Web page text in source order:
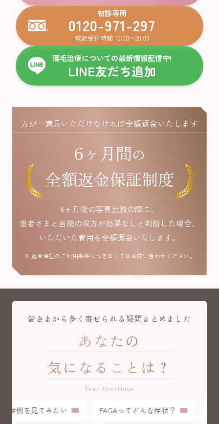
初診専用
0120-971-297
電話受付時間 10:00〜20:00
薄毛治療についての最新情報配信中!
LINE友だち追加
万が一満足いただけなければ全額返金いたします
6ヶ月間の
全額返金保証制度
6ヶ月後の写真比較の際に、
患者さまと当院の双方が効果なしと判断した場合、
いただいた費用を全額返金いたします。
※ 返金保証のご利用条件につきましてはお問い合わせください。
皆さまから多く寄せられる疑問まとめました
あなたの
気になることは？
Your Questions
症例を見てみたい FAGAってどんな症状？